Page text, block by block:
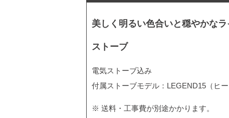
美しく明るい色合いと穏やかな
ストーブ
電気ストーブ込み
付属ストーブモデル：LEGEND15（ヒー
※ 送料・工事費が別途かかります。